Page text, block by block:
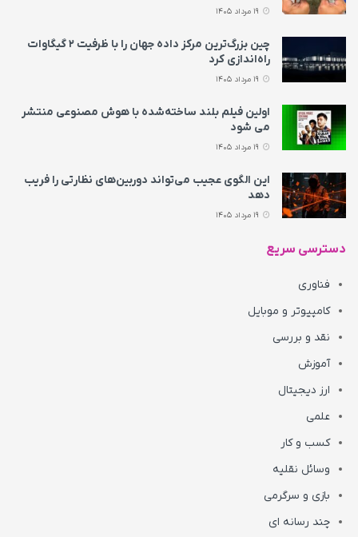
چین بزرگ‌ترین مرکز داده جهان را با ظرفیت ۲ گیگاوات
راه‌اندازی کرد
اولین فیلم بلند ساخته‌شده با هوش مصنوعی منتشر
می‌ شود
این الگوی عجیب می‌تواند دوربین‌های نظارتی را فریب
دهد
دسترسی سریع
فناوری
کامپیوتر و موبایل
نقد و بررسی
آموزش
ارز دیجیتال
علمی
کسب و کار
وسائل نقلیه
بازی و سرگرمی
چند رسانه ای